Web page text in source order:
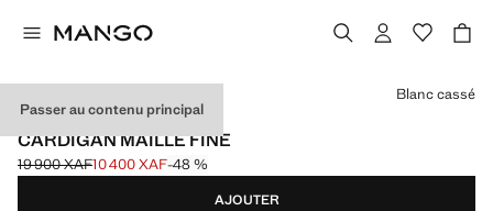
Passer au contenu principal
CELEBRATION
CARDIGAN MAILLE FINE
Prix initial barré [19 900 XAF ]
19 900 XAF
Prix actuel [10 400 XAF ]
10 400 XAF-48 %
Choisissez une couleur
Blanc cassé
AJOUTER